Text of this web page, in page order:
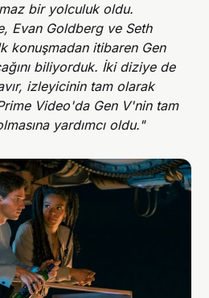
bir yolculuk oldu.
Evan Goldberg ve Seth
konuşmadan itibaren Gen
biliyorduk. İki diziye de
izleyicinin tam olarak
Video'da Gen V'nin tam
yardımcı oldu."